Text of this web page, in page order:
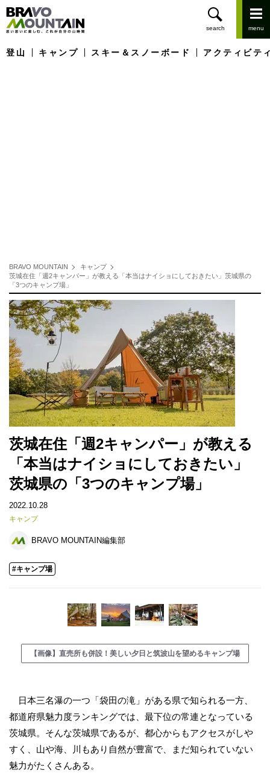
登山 キャンプ スキー＆スノーボード アクティビテ
BRAVO MOUNTAIN
キャンプ
茨城在住「週2キャンパー」が教える「本当はナイショにしておきたい」茨城県の
「3つのキャンプ場」
茨城在住「週2キャンパー」が教える
「本当はナイショにしておきたい」
茨城県の「3つのキャンプ場」
2022.10.28
キャンプ
BRAVO MOUNTAIN編集部
#キャンプ場
【画像】直売所も併設！美しい夕日と筑波山を望めるキャンプ場
日本三名瀑の一つ「袋田の滝」がある県で知られる一方、
都道府県魅力度ランキングでは、最下位の常連となっている
茨城県。そんな茨城県であるが、都心からもアクセスがしや
すく、山や海、川もあり自然が豊富で、まだ知られていない
魅力がたくさんある。